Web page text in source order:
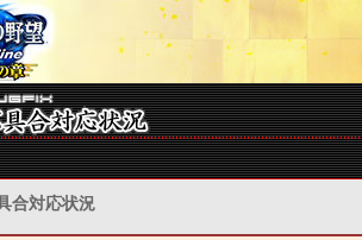
合対応状況